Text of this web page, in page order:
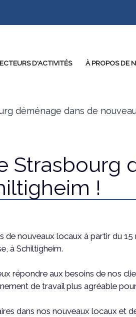
D'ACTIVITÉS À PROPOS DE
déménage dans de
!
nouveaux locaux à partir du 15
à Schiltigheim.
répondre aux besoins de nos
de travail plus agréable
dans nos nouveaux locaux et